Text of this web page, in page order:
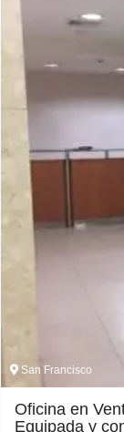
San Francisco
Oficina en
Equipada y